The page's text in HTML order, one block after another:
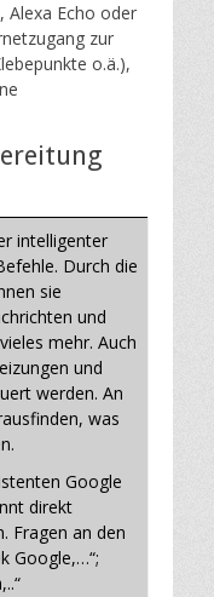
Alexa Echo oder
zur
o.ä.),
intelligenter
Durch die
sie
und
mehr. Auch
und
werden. An
was
Google
direkt
Fragen an den
Google,…“;